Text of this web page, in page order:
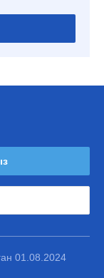
01.08.2024